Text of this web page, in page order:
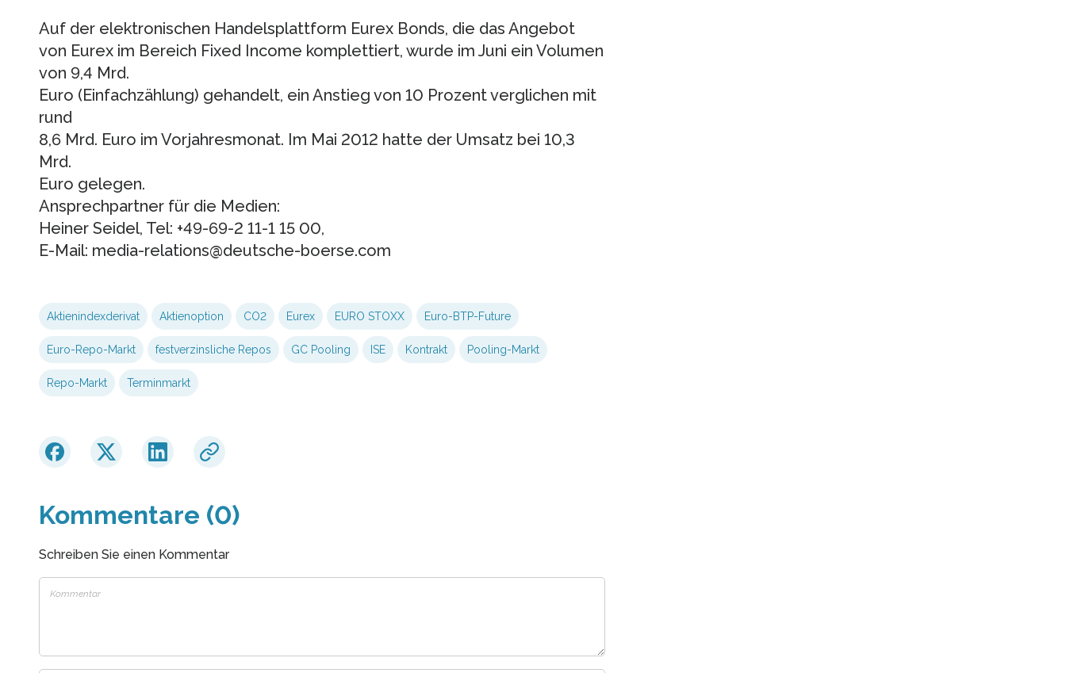
Auf der elektronischen Handelsplattform Eurex Bonds, die das Angebot
von Eurex im Bereich Fixed Income komplettiert, wurde im Juni ein Volumen
von 9,4 Mrd.
Euro (Einfachzählung) gehandelt, ein Anstieg von 10 Prozent verglichen mit
rund
8,6 Mrd. Euro im Vorjahresmonat. Im Mai 2012 hatte der Umsatz bei 10,3
Mrd.
Euro gelegen.
Ansprechpartner für die Medien:
Heiner Seidel, Tel: +49-69-2 11-1 15 00,
E-Mail: media-relations@deutsche-boerse.com
Aktienindexderivat Aktienoption CO2 Eurex EURO STOXX Euro-BTP-Future
Euro-Repo-Markt festverzinsliche Repos GC Pooling ISE Kontrakt Pooling-Markt
Repo-Markt Terminmarkt
Kommentare (0)
Schreiben Sie einen Kommentar